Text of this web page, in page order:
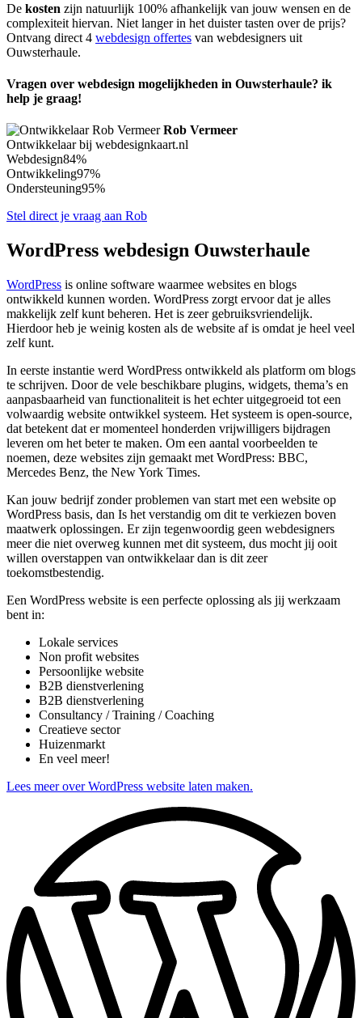
De kosten zijn natuurlijk 100% afhankelijk van jouw wensen en de
complexiteit hiervan. Niet langer in het duister tasten over de prijs?
Ontvang direct 4 webdesign offertes van webdesigners uit
Ouwsterhaule.
Vragen over webdesign mogelijkheden in Ouwsterhaule? ik
help je graag!
Rob Vermeer
Ontwikkelaar bij webdesignkaart.nl
Webdesign84%
Ontwikkeling97%
Ondersteuning95%
Stel direct je vraag aan Rob
WordPress webdesign Ouwsterhaule
WordPress is online software waarmee websites en blogs
ontwikkeld kunnen worden. WordPress zorgt ervoor dat je alles
makkelijk zelf kunt beheren. Het is zeer gebruiksvriendelijk.
Hierdoor heb je weinig kosten als de website af is omdat je heel veel
zelf kunt.
In eerste instantie werd WordPress ontwikkeld als platform om blogs
te schrijven. Door de vele beschikbare plugins, widgets, thema’s en
aanpasbaarheid van functionaliteit is het echter uitgegroeid tot een
volwaardig website ontwikkel systeem. Het systeem is open-source,
dat betekent dat er momenteel honderden vrijwilligers bijdragen
leveren om het beter te maken. Om een aantal voorbeelden te
noemen, deze websites zijn gemaakt met WordPress: BBC,
Mercedes Benz, the New York Times.
Kan jouw bedrijf zonder problemen van start met een website op
WordPress basis, dan Is het verstandig om dit te verkiezen boven
maatwerk oplossingen. Er zijn tegenwoordig geen webdesigners
meer die niet overweg kunnen met dit systeem, dus mocht jij ooit
willen overstappen van ontwikkelaar dan is dit zeer
toekomstbestendig.
Een WordPress website is een perfecte oplossing als jij werkzaam
bent in:
Lokale services
Non profit websites
Persoonlijke website
B2B dienstverlening
B2B dienstverlening
Consultancy / Training / Coaching
Creatieve sector
Huizenmarkt
En veel meer!
Lees meer over WordPress website laten maken.